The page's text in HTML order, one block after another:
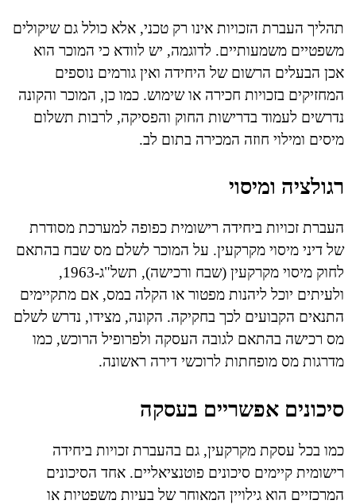
תהליך העברת הזכויות אינו רק טכני, אלא כולל גם שיקולים
משפטיים משמעותיים. לדוגמה, יש לוודא כי המוכר הוא
אכן הבעלים הרשום של היחידה ואין גורמים נוספים
המחזיקים בזכויות חכירה או שימוש. כמו כן, המוכר והקונה
נדרשים לעמוד בדרישות החוק והפסיקה, לרבות תשלום
מיסים ומילוי חוזה המכירה בתום לב.
רגולציה ומיסוי
העברת זכויות ביחידה רישומית כפופה למערכת מסודרת
של דיני מיסוי מקרקעין. על המוכר לשלם מס שבח בהתאם
לחוק מיסוי מקרקעין (שבח ורכישה), תשל"ג-1963,
ולעיתים יוכל ליהנות מפטור או הקלה במס, אם מתקיימים
התנאים הקבועים לכך בחקיקה. הקונה, מצידו, נדרש לשלם
מס רכישה בהתאם לגובה העסקה ולפרופיל הרוכש, כמו
מדרגות מס מופחתות לרוכשי דירה ראשונה.
סיכונים אפשריים בעסקה
כמו בכל עסקת מקרקעין, גם בהעברת זכויות ביחידה
רישומית קיימים סיכונים פוטנציאליים. אחד הסיכונים
המרכזיים הוא גילויין המאוחר של בעיות משפטיות או